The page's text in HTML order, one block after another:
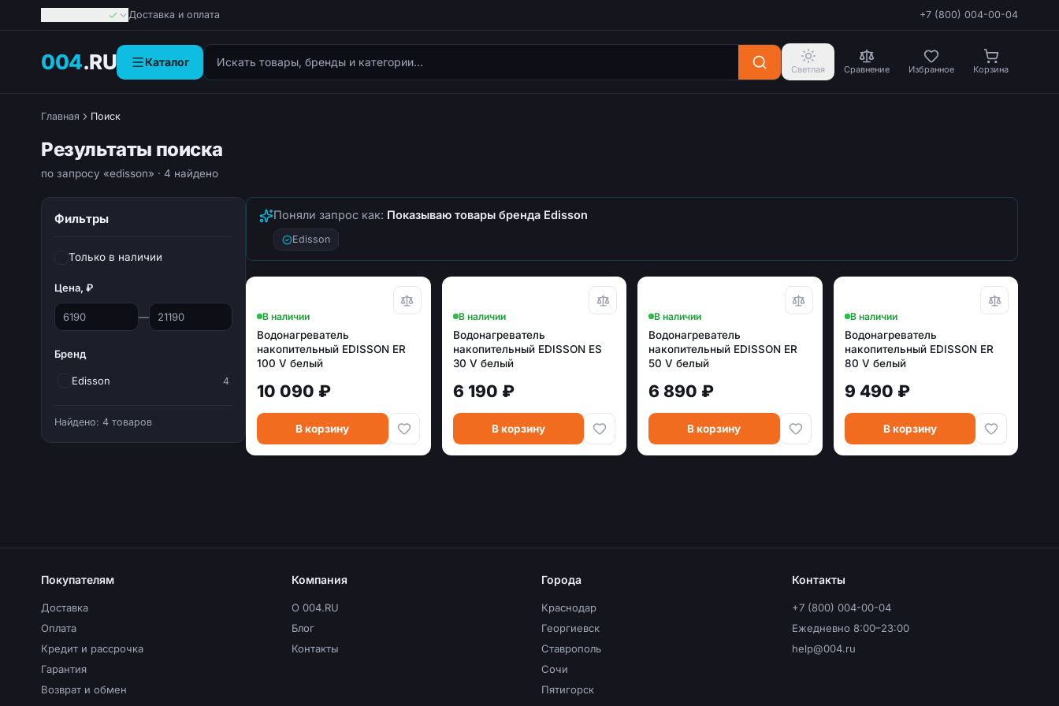
Доставка и оплата +7 (800) 004-00-04
004.RU Каталог
Поиск товаров
Светлая Сравнение Избранное Корзина
Главная Поиск
Результаты поиска
по запросу «edisson» · 4 найдено
Фильтры
Только в наличии
Цена, ₽
—
Бренд
Edisson 4
Найдено: 4 товаров
Поняли запрос как: Показываю товары бренда Edisson
Edisson
В наличии
Водонагреватель
накопительный EDISSON ER
100 V белый
10 090 ₽
В корзину
В наличии
Водонагреватель
накопительный EDISSON ES
30 V белый
6 190 ₽
В корзину
В наличии
Водонагреватель
накопительный EDISSON ER
50 V белый
6 890 ₽
В корзину
В наличии
Водонагреватель
накопительный EDISSON ER
80 V белый
9 490 ₽
В корзину
Покупателям
Доставка
Оплата
Кредит и рассрочка
Гарантия
Возврат и обмен
Компания
О 004.RU
Блог
Контакты
Города
Краснодар
Георгиевск
Ставрополь
Сочи
Пятигорск
Контакты
+7 (800) 004-00-04
Ежедневно 8:00–23:00
help@004.ru